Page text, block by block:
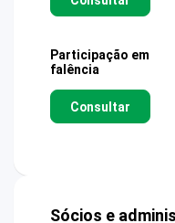
Participação em
falência
Consultar
Sócios e